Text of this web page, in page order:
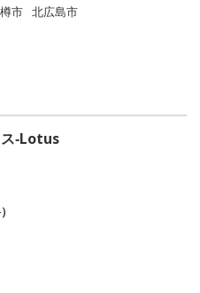
市 北広島市
‐Lotus